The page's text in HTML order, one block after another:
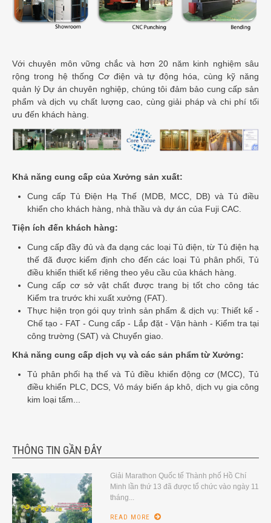
Với chuyên môn vững chắc và hơn 20 năm kinh nghiệm sâu
rộng trong hệ thống Cơ điện và tự động hóa, cùng kỹ năng
quản lý Dự án chuyên nghiệp, chúng tôi đảm bảo cung cấp sản
phẩm và dịch vụ chất lượng cao, cùng giải pháp và chi phí tối
ưu đến khách hàng.
Khả năng cung cấp của Xưởng sản xuất:
Cung cấp Tủ Điện Hạ Thế (MDB, MCC, DB) và Tủ điều
khiển cho khách hàng, nhà thầu và dự án của Fuji CAC.
Tiện ích đến khách hàng:
Cung cấp đầy đủ và đa dạng các loại Tủ điện, từ Tủ điện hạ
thế đã được kiểm định cho đến các loại Tủ phân phối, Tủ
điều khiển thiết kế riêng theo yêu cầu của khách hàng.
Cung cấp cơ sở vật chất được trang bị tốt cho công tác
Kiểm tra trước khi xuất xưởng (FAT).
Thực hiện trọn gói quy trình sản phẩm & dịch vụ: Thiết kế -
Chế tạo - FAT - Cung cấp - Lắp đặt - Vận hành - Kiểm tra tại
công trường (SAT) và Chuyển giao.
Khả năng cung cấp dịch vụ và các sản phẩm từ Xưởng:
Tủ phân phối hạ thế và Tủ điều khiển động cơ (MCC), Tủ
điều khiển PLC, DCS, Vỏ máy biến áp khô, dịch vụ gia công
kim loại tấm...
THÔNG TIN GẦN ĐÂY
Giải Marathon Quốc tế Thành phố Hồ Chí
Minh lần thứ 13 đã được tổ chức vào ngày 11
tháng...
READ MORE